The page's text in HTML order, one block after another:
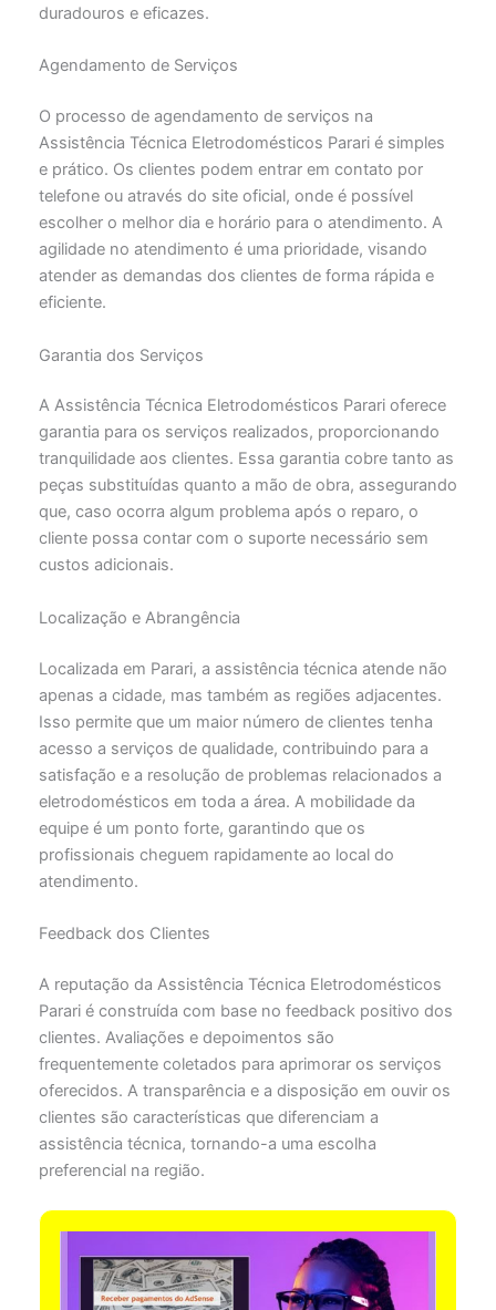
duradouros e eficazes.
Agendamento de Serviços
O processo de agendamento de serviços na
Assistência Técnica Eletrodomésticos Parari é simples
e prático. Os clientes podem entrar em contato por
telefone ou através do site oficial, onde é possível
escolher o melhor dia e horário para o atendimento. A
agilidade no atendimento é uma prioridade, visando
atender as demandas dos clientes de forma rápida e
eficiente.
Garantia dos Serviços
A Assistência Técnica Eletrodomésticos Parari oferece
garantia para os serviços realizados, proporcionando
tranquilidade aos clientes. Essa garantia cobre tanto as
peças substituídas quanto a mão de obra, assegurando
que, caso ocorra algum problema após o reparo, o
cliente possa contar com o suporte necessário sem
custos adicionais.
Localização e Abrangência
Localizada em Parari, a assistência técnica atende não
apenas a cidade, mas também as regiões adjacentes.
Isso permite que um maior número de clientes tenha
acesso a serviços de qualidade, contribuindo para a
satisfação e a resolução de problemas relacionados a
eletrodomésticos em toda a área. A mobilidade da
equipe é um ponto forte, garantindo que os
profissionais cheguem rapidamente ao local do
atendimento.
Feedback dos Clientes
A reputação da Assistência Técnica Eletrodomésticos
Parari é construída com base no feedback positivo dos
clientes. Avaliações e depoimentos são
frequentemente coletados para aprimorar os serviços
oferecidos. A transparência e a disposição em ouvir os
clientes são características que diferenciam a
assistência técnica, tornando-a uma escolha
preferencial na região.